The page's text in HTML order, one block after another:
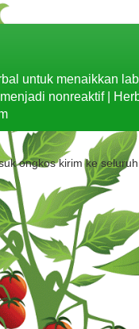
untuk menaikkan
nonreaktif |
ongkos kirim ke seluruh